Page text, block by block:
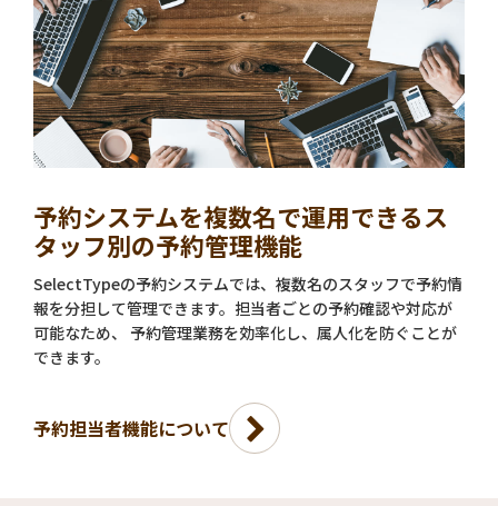
予約システムを複数名で運用できるス
タッフ別の予約管理機能
SelectTypeの予約システムでは、複数名のスタッフで予約情
報を分担して管理できます。担当者ごとの予約確認や対応が
可能なため、 予約管理業務を効率化し、属人化を防ぐことが
できます。
予約担当者機能について